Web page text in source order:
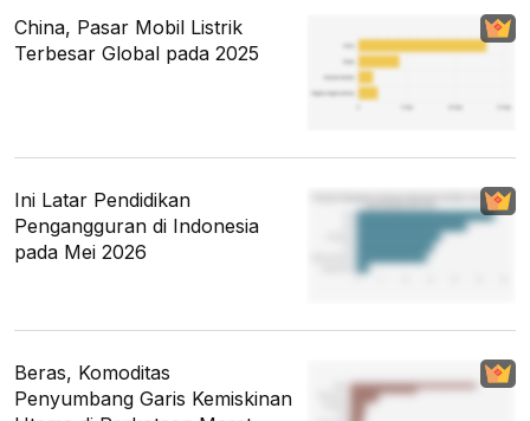
China, Pasar Mobil Listrik
Terbesar Global pada 2025
Ini Latar Pendidikan
Pengangguran di Indonesia
pada Mei 2026
Beras, Komoditas
Penyumbang Garis Kemiskinan